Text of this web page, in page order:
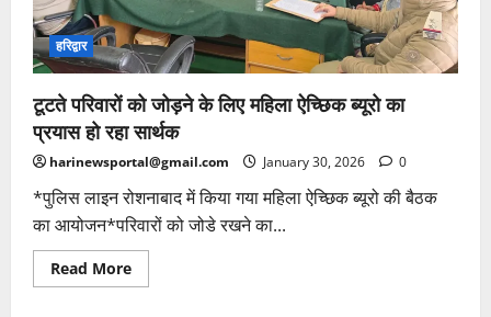
हरिद्वार
टूटते परिवारों को जोड़ने के लिए महिला ऐच्छिक ब्यूरो का
प्रयास हो रहा सार्थक
harinewsportal@gmail.com January 30, 2026 0
*पुलिस लाइन रोशनाबाद में किया गया महिला ऐच्छिक ब्यूरो की बैठक
का आयोजन*परिवारों को जोडे रखने का...
Read MoreRead
more